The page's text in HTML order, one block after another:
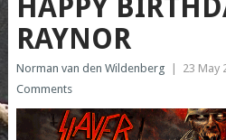
HAPPY
RAYNOR
Norman van den Wildenberg 23 May
Comments